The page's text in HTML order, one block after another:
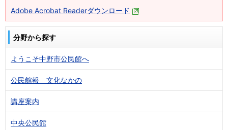
Adobe Acrobat Readerダウンロード
分野から探す
ようこそ中野市公民館へ
公民館報 文化なかの
講座案内
中央公民館